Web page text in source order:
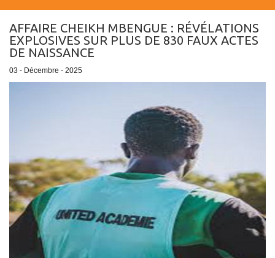
AFFAIRE CHEIKH MBENGUE : RÉVÉLATIONS
EXPLOSIVES SUR PLUS DE 830 FAUX ACTES
DE NAISSANCE
03 - Décembre - 2025